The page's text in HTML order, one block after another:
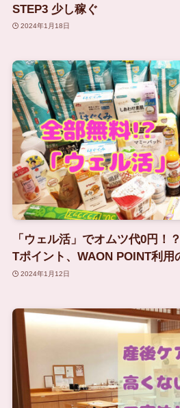
STEP3 少し稼ぐ
2024年1月18日
「ウェル活」でオムツ代0円！
Tポイント、WAON POINT利用
2024年1月12日